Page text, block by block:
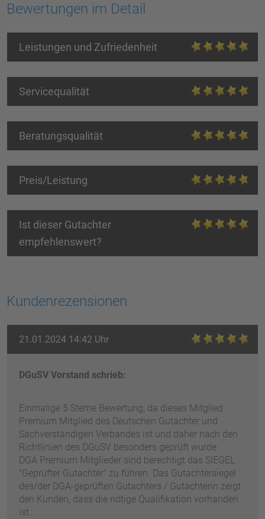
Bewertungen im Detail
Leistungen und Zufriedenheit
Servicequalität
Beratungsqualität
Preis/Leistung
Ist dieser Gutachter
empfehlenswert?
Kundenrezensionen
21.01.2024 14:42 Uhr
DGuSV Vorstand schrieb:
Einmalige 5 Sterne Bewertung, da dieses Mitglied
Premium Mitglied des Deutschen Gutachter und
Sachverständigen Verbandes ist und daher nach den
Richtlinien des DGuSV besonders geprüft wurde.
DGA Premium Mitglieder sind berechtigt das SIEGEL
"Geprüfter Gutachter" zu führen. Das Gutachtersiegel
des/der DGA-geprüften Gutachters / Gutachterin zeigt
den Kunden, dass die nötige Qualifikation vorhanden
ist.